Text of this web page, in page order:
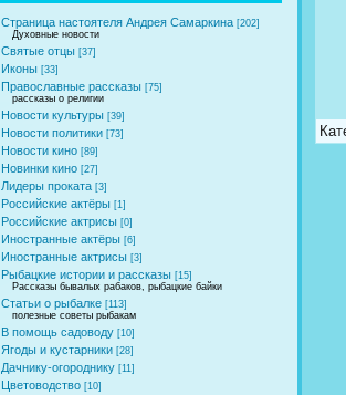
Страница настоятеля Андрея Самаркина [202]
Духовные новости
Святые отцы [37]
Иконы [33]
Православные рассказы [75]
рассказы о религии
Новости культуры [39]
Новости политики [73]
Новости кино [89]
Новинки кино [27]
Лидеры проката [3]
Российские актёры [1]
Российские актрисы [0]
Иностранные актёры [6]
Иностранные актрисы [3]
Рыбацкие истории и рассказы [15]
Рассказы бывалых рабаков, рыбацкие байки
Статьи о рыбалке [113]
полезные советы рыбакам
В помощь садоводу [10]
Ягоды и кустарники [28]
Дачнику-огороднику [11]
Цветоводство [10]